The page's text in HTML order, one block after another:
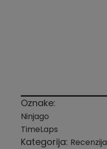
Oznake:
Ninjago
TimeLaps
Kategorija: Recenzija